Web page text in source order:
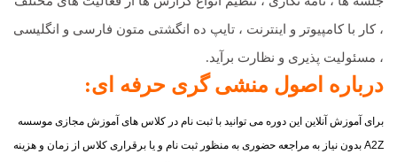
، کار با کامپیوتر و اینترنت ، تایپ ده انگشتی متون فارسی و انگلیسی
، مسئولیت پذیری و نظارت برآید.
درباره اصول منشی گری حرفه ای:
برای آموزش آنلاین این دوره می توانید با ثبت نام در کلاس های آموزش مجازی موسسه
A2Z بدون نیاز به مراجعه حضوری به منظور ثبت نام و یا برقراری کلاس از زمان و هزینه